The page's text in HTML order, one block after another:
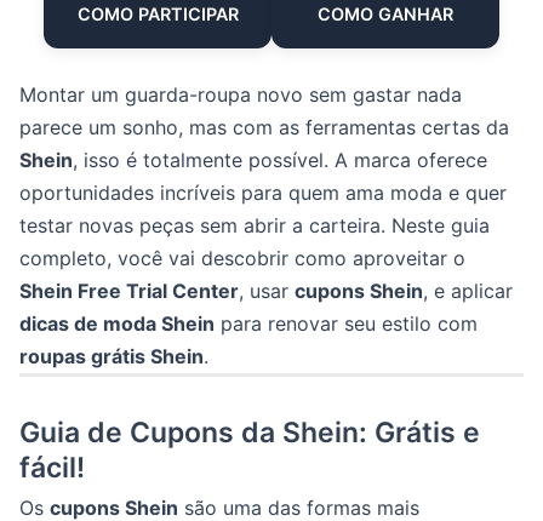
COMO PARTICIPAR COMO GANHAR
Montar um guarda-roupa novo sem gastar nada
parece um sonho, mas com as ferramentas certas da
Shein, isso é totalmente possível. A marca oferece
oportunidades incríveis para quem ama moda e quer
testar novas peças sem abrir a carteira. Neste guia
completo, você vai descobrir como aproveitar o
Shein Free Trial Center, usar cupons Shein, e aplicar
dicas de moda Shein para renovar seu estilo com
roupas grátis Shein.
Guia de Cupons da Shein: Grátis e
fácil!
Os cupons Shein são uma das formas mais